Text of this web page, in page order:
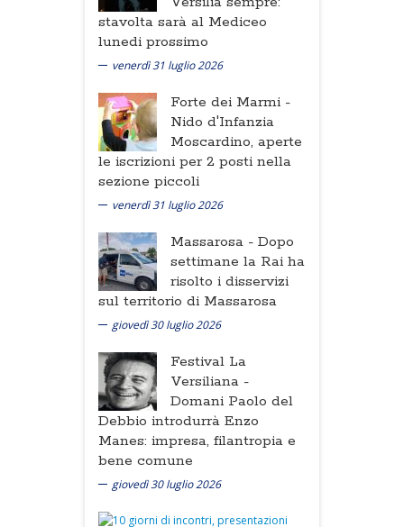
stavolta sarà al Mediceo
lunedi prossimo
venerdì 31 luglio 2026
Forte dei Marmi -
Nido d'Infanzia
Moscardino, aperte
le iscrizioni per 2 posti nella
sezione piccoli
venerdì 31 luglio 2026
Massarosa - Dopo
settimane la Rai ha
risolto i disservizi
sul territorio di Massarosa
giovedì 30 luglio 2026
Festival La
Versiliana -
Domani Paolo del
Debbio introdurrà Enzo
Manes: impresa, filantropia e
bene comune
giovedì 30 luglio 2026